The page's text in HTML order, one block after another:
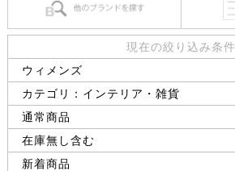
現在の絞り込み条件
ウィメンズ
カテゴリ：インテリア・雑貨
通常商品
在庫無し含む
新着商品